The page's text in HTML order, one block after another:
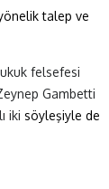
talep ve
felsefesi
Gambetti
iki söyleşiyle de